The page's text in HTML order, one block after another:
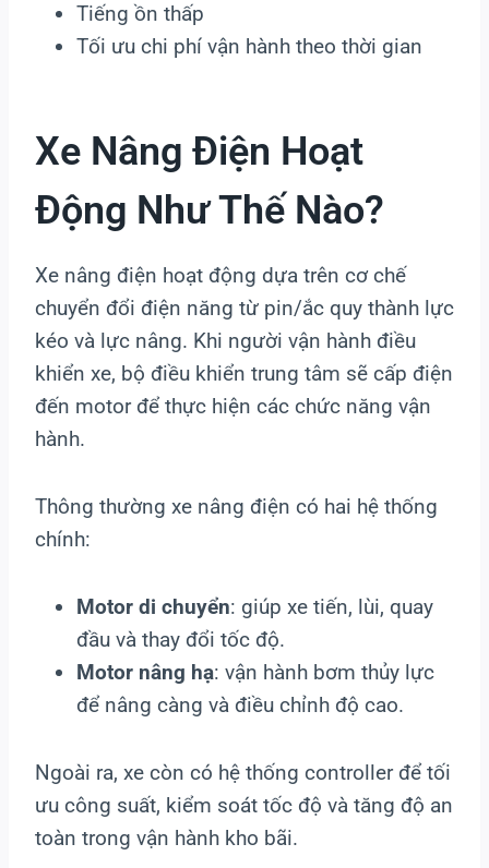
Tiếng ồn thấp
Tối ưu chi phí vận hành theo thời gian
Xe Nâng Điện Hoạt
Động Như Thế Nào?
Xe nâng điện hoạt động dựa trên cơ chế
chuyển đổi điện năng từ pin/ắc quy thành lực
kéo và lực nâng. Khi người vận hành điều
khiển xe, bộ điều khiển trung tâm sẽ cấp điện
đến motor để thực hiện các chức năng vận
hành.
Thông thường xe nâng điện có hai hệ thống
chính:
Motor di chuyển: giúp xe tiến, lùi, quay
đầu và thay đổi tốc độ.
Motor nâng hạ: vận hành bơm thủy lực
để nâng càng và điều chỉnh độ cao.
Ngoài ra, xe còn có hệ thống controller để tối
ưu công suất, kiểm soát tốc độ và tăng độ an
toàn trong vận hành kho bãi.